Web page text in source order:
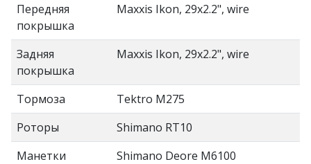
Передняя
покрышка
Maxxis Ikon, 29x2.2", wire
Задняя
покрышка
Maxxis Ikon, 29x2.2", wire
Тормоза
Tektro M275
Роторы
Shimano RT10
Манетки
Shimano Deore M6100